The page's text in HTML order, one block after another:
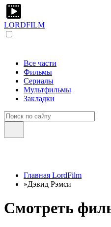
LORDFILM
Все части
Фильмы
Сериалы
Мультфильмы
Закладки
Главная LordFilm
»Дэвид Рэмси
Смотреть